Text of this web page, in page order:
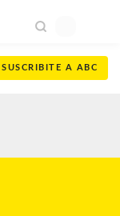
SUSCRIBITE A ABC